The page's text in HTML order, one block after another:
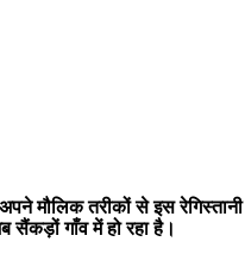
मौलिक तरीकों से इस
सैंकड़ों गाँव में हो रहा है।